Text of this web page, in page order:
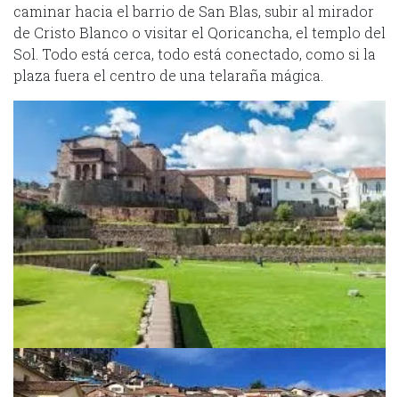
caminar hacia el barrio de San Blas, subir al mirador
de Cristo Blanco o visitar el Qoricancha, el templo del
Sol. Todo está cerca, todo está conectado, como si la
plaza fuera el centro de una telaraña mágica.